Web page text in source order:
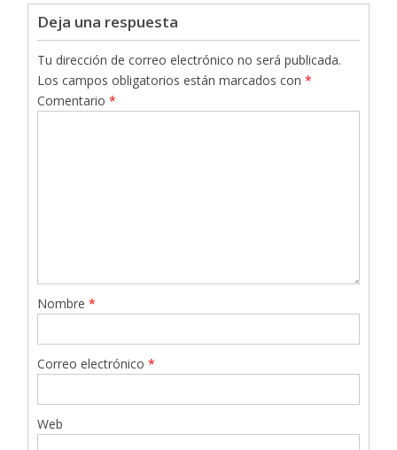
Deja una respuesta
Tu dirección de correo electrónico no será publicada.
Los campos obligatorios están marcados con*
Comentario*
Nombre*
Correo electrónico*
Web